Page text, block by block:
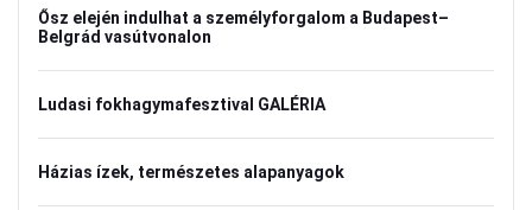
Ősz elején indulhat a személyforgalom a Budapest–
Belgrád vasútvonalon
Ludasi fokhagymafesztival GALÉRIA
Házias ízek, természetes alapanyagok